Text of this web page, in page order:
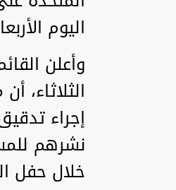
اليوم
وأعلن
الثلاثاء،
نشرهم
خلال حفل